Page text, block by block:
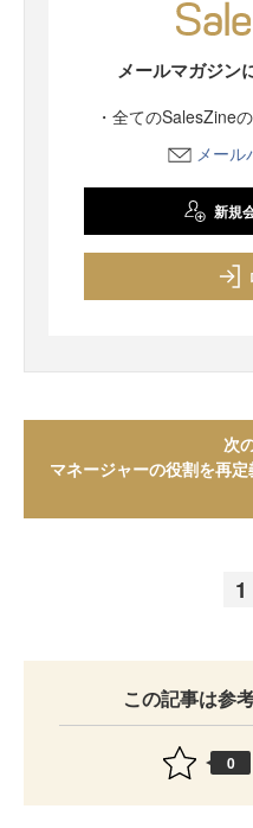
メールマガジン
・全てのSalesZine
メール
新規
次
マネージャーの役割を再
1
この記事は参
0